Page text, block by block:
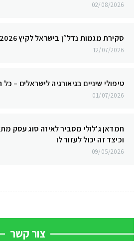
02/08/2026
סקירת מגמות נדל״ן בישראל לקיץ 2026
12/07/2026
טיפולי שיניים בגיאורגיה לישראלים –
01/07/2026
וכיצד זה יכול לעזור לו
09/05/2026
צור קשר